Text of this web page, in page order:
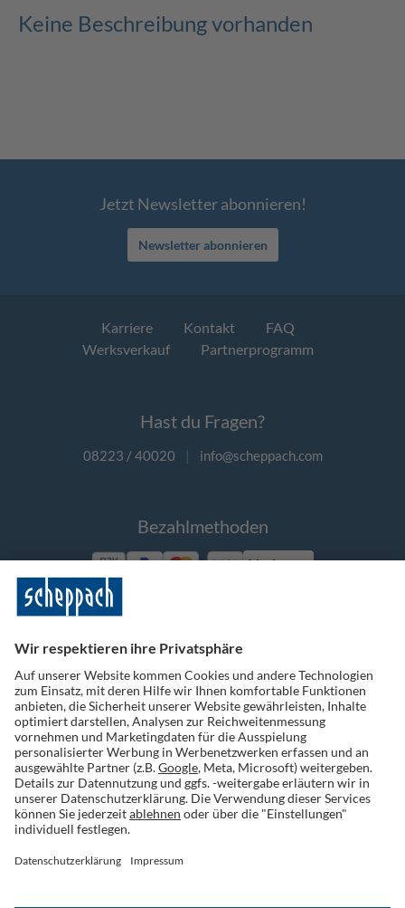
Keine Beschreibung vorhanden
Jetzt Newsletter abonnieren!
Newsletter abonnieren
Karriere Kontakt
FAQ
Werksverkauf
Partnerprogramm
Hast du Fragen?
08223 / 40020 | info@scheppach.com
Bezahlmethoden
Vorkasse
Folge uns auf Social Media